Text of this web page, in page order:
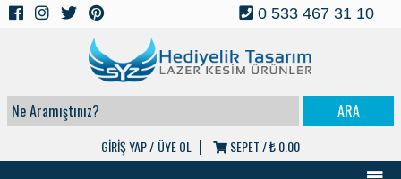
0 533 467 31 10
GİRİŞ YAP / ÜYE OL | SEPET /₺ 0.00